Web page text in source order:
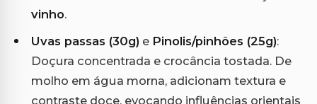
vinho.
Uvas passas (30g) e Pinolis/pinhões (25g):
Doçura concentrada e crocância tostada. De
molho em água morna, adicionam textura e
contraste doce, evocando influências orientais